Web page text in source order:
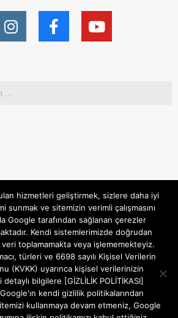
Politikası
hizmetleri geliştirmek, sizlere daha iyi
sunmak ve sitemizin verimli çalışmasını
Google tarafından sağlanan çerezler
Kendi sistemlerimizde doğrudan
toplamamakta veya işlememekteyiz.
türleri ve 6698 sayılı Kişisel Verilerin
(KVKK) uyarınca kişisel verilerinizin
bilgilere [GİZLİLİK POLİTİKASI]
kendi gizlilik politikalarından
kullanmaya devam etmeniz, Google